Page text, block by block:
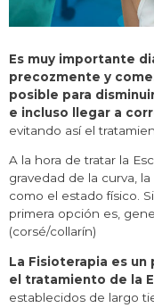
Es muy importante
precozmente y
posible para
e incluso llegar a
evitando así el
A la hora de tratar la
gravedad de la curva,
como el estado físico.
primera opción es,
(corsé/collarín)
La Fisioterapia es
el tratamiento de la
establecidos de largo